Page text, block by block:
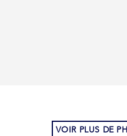
VOIR PLUS DE